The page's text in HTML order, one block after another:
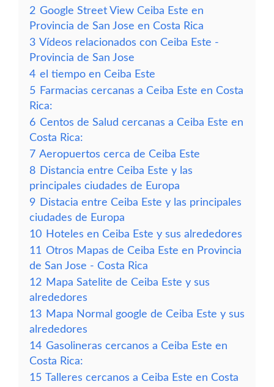
2 Google Street View Ceiba Este en
Provincia de San Jose en Costa Rica
3 Vídeos relacionados con Ceiba Este -
Provincia de San Jose
4 el tiempo en Ceiba Este
5 Farmacias cercanas a Ceiba Este en Costa
Rica:
6 Centos de Salud cercanas a Ceiba Este en
Costa Rica:
7 Aeropuertos cerca de Ceiba Este
8 Distancia entre Ceiba Este y las
principales ciudades de Europa
9 Distacia entre Ceiba Este y las principales
ciudades de Europa
10 Hoteles en Ceiba Este y sus alrededores
11 Otros Mapas de Ceiba Este en Provincia
de San Jose - Costa Rica
12 Mapa Satelite de Ceiba Este y sus
alrededores
13 Mapa Normal google de Ceiba Este y sus
alrededores
14 Gasolineras cercanos a Ceiba Este en
Costa Rica:
15 Talleres cercanos a Ceiba Este en Costa